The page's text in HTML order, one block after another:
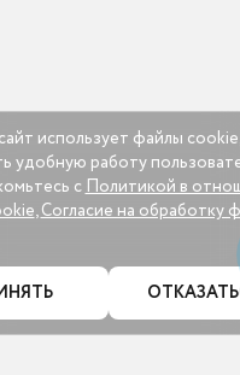
использует файлы
удобную работу
cПолитикой в
,Согласие на обработку